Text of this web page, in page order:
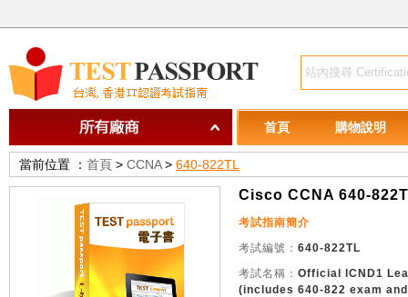
首頁 購物說明
當前位置 ： 首頁 > CCNA> 640-822TL
Cisco CCNA 640-
考試指南簡介
考試編號： 640-822TL
考試名稱： Official ICND1
(includes 640-822 exam